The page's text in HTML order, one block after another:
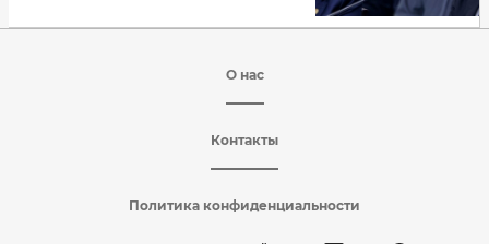
О нас
Контакты
Политика конфиденциальности